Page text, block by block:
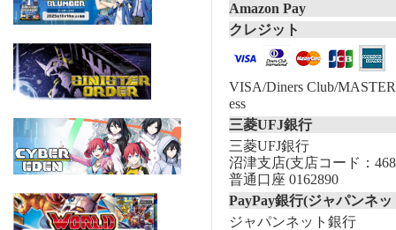
Amazon Pay
クレジット
VISA/Diners Club/
ess
三菱UFJ銀行
三菱UFJ銀行
沼津支店(支店コード：
普通口座 0162890
PayPay銀行(ジャパンネ
ジャパンネット銀行